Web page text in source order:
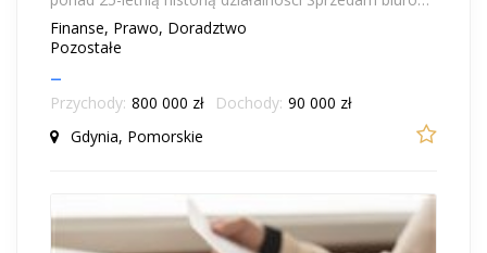
rachunkowe na sprzedaż działające nieprzerwanie...
Finanse, Prawo, Doradztwo
Pozostałe
–
Przychody: 800 000 zł Dochody: 90 000 zł
Gdynia, Pomorskie